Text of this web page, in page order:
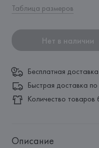
Таблица размеров
Нет в наличии
Бесплатная
Быстрая доставка
Количество товаров
Описание